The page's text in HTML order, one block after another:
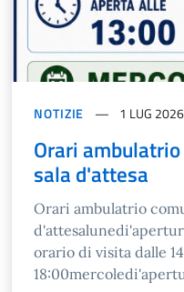
NOTIZIE 1 LUG 2026
Orari
sala d'attesa
Orari ambulatrio
orario di visita dalle